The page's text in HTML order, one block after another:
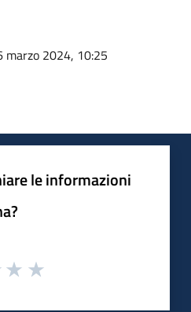
marzo 2024, 10:25
le informazioni